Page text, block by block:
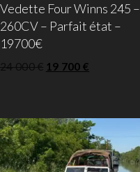
Vedette Four Winns 245 –
260CV – Parfait état –
19700€
24 000€ 19 700 €